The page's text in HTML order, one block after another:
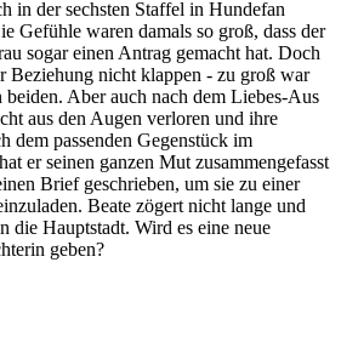
in der sechsten Staffel in Hundefan
Gefühle waren damals so groß, dass der
sogar einen Antrag gemacht hat. Doch
Beziehung nicht klappen - zu groß war
Aber auch nach dem Liebes-Aus
aus den Augen verloren und ihre
dem passenden Gegenstück im
er seinen ganzen Mut zusammengefasst
Brief geschrieben, um sie zu einer
Beate zögert nicht lange und
die Hauptstadt. Wird es eine neue
geben?